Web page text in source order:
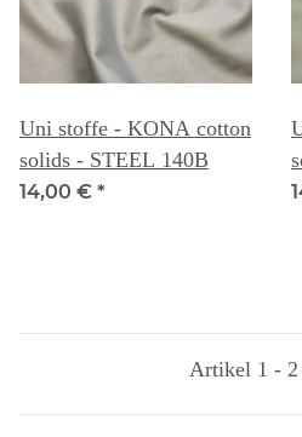
Uni stoffe - KONA cotton
solids - STEEL 140B
14,00 € *
Artikel 1 - 2